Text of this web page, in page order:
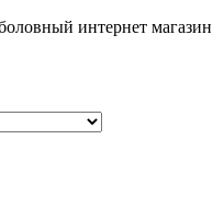
интернет магазин